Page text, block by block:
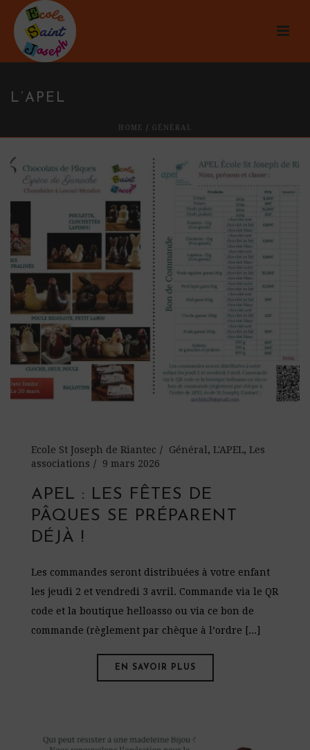
L’APEL
HOME / GÉNÉRAL
Ecole St Joseph de Riantec Général , L'APEL, Les
associations
9 mars 2026
APEL : LES FÊTES DE
PÂQUES SE PRÉPARENT
DÉJÀ !
Les commandes seront distribuées à votre enfant
les jeudi 2 et vendredi 3 avril. Commande via le QR
code et la boutique helloasso ou via ce bon de
commande (règlement par chèque à l’ordre [...]
EN SAVOIR PLUS